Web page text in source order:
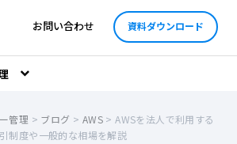
お問い合わせ 資料ダウンロード
管理 > ブログ > AWS >AWSを法人で利用する
制度や一般的な相場を解説